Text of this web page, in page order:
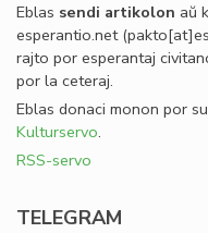
Eblas sendi artikolon aŭ
esperantio.net
rajto por esperantaj
por la ceteraj.
Eblas donaci monon por
Kulturservo.
RSS-servo
TELEGRAM